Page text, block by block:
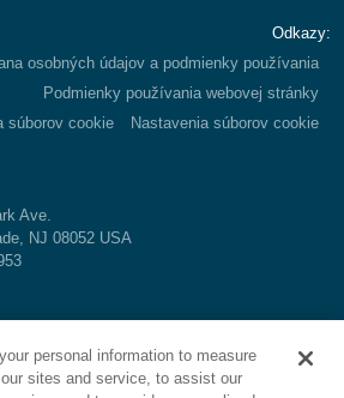
Odkazy:
osobných údajov a podmienky používania
Podmienky používania webovej stránky
súborov cookie
Nastavenia súborov cookie
Ave.
NJ 08052 USA
personal information to measure
sites and service, to assist our